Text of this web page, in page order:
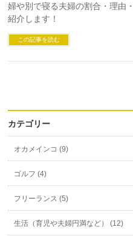
婦や別で寝る夫婦の割合・理由
紹介します！
この記事を読む
カテゴリー
オカメインコ (9)
ゴルフ (4)
フリーランス (5)
生活（育児や夫婦円満など） (12)